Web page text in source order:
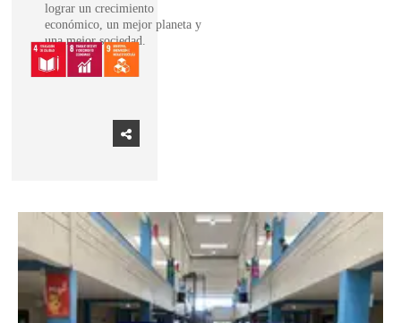
lograr un crecimiento
económico, un mejor planeta y
una mejor sociedad.